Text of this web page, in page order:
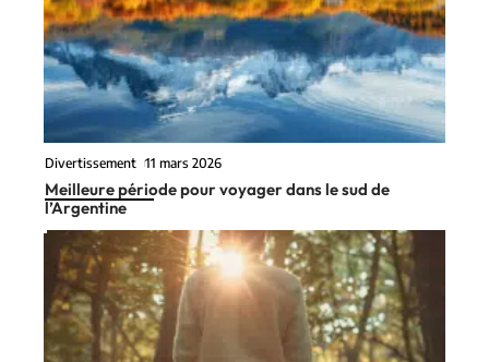
Divertissement 11 mars 2026
Meilleure période pour voyager dans le sud de
l’Argentine